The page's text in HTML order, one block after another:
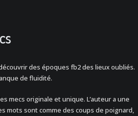
des époques fb2 des lieux oubliés.
de fluidité.
mecs originale et unique. L’auteur a une
mots sont comme des coups de poignard,